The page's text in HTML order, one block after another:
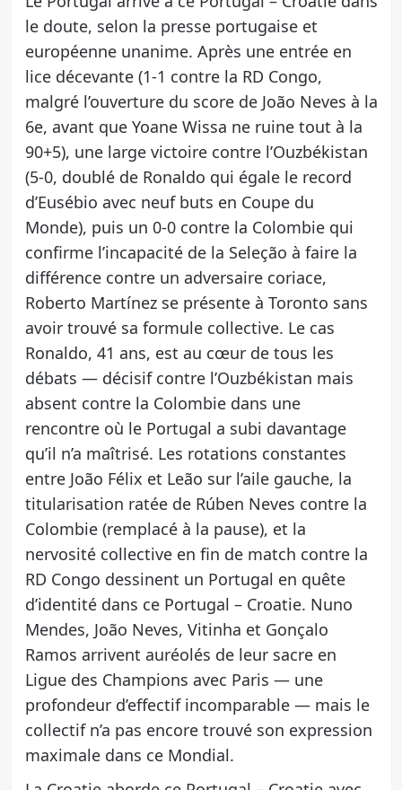
le doute, selon la presse portugaise et
européenne unanime. Après une entrée en
lice décevante (1-1 contre la RD Congo,
malgré l’ouverture du score de João Neves à la
6e, avant que Yoane Wissa ne ruine tout à la
90+5), une large victoire contre l’Ouzbékistan
(5-0, doublé de Ronaldo qui égale le record
d’Eusébio avec neuf buts en Coupe du
Monde), puis un 0-0 contre la Colombie qui
confirme l’incapacité de la Seleção à faire la
différence contre un adversaire coriace,
Roberto Martínez se présente à Toronto sans
avoir trouvé sa formule collective. Le cas
Ronaldo, 41 ans, est au cœur de tous les
débats — décisif contre l’Ouzbékistan mais
absent contre la Colombie dans une
rencontre où le Portugal a subi davantage
qu’il n’a maîtrisé. Les rotations constantes
entre João Félix et Leão sur l’aile gauche, la
titularisation ratée de Rúben Neves contre la
Colombie (remplacé à la pause), et la
nervosité collective en fin de match contre la
RD Congo dessinent un Portugal en quête
d’identité dans ce Portugal – Croatie. Nuno
Mendes, João Neves, Vitinha et Gonçalo
Ramos arrivent auréolés de leur sacre en
Ligue des Champions avec Paris — une
profondeur d’effectif incomparable — mais le
collectif n’a pas encore trouvé son expression
maximale dans ce Mondial.